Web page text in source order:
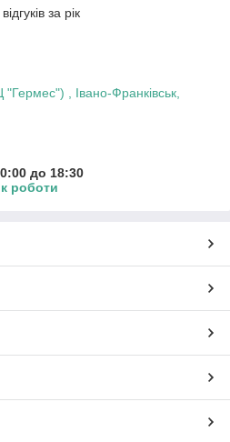
за рік
, Івано-Франківськ,
до 18:30
роботи